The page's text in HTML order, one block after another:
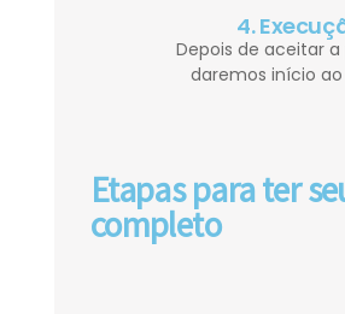
4.
Depois de aceitar
daremos início
Etapas para ter
completo